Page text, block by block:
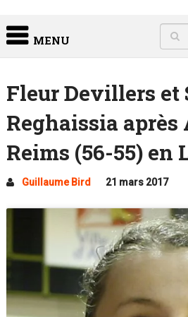
MENU
Fleur Devillers et
Reghaissia après
Reims (56-55) en
Guillaume Bird 21 mars 2017